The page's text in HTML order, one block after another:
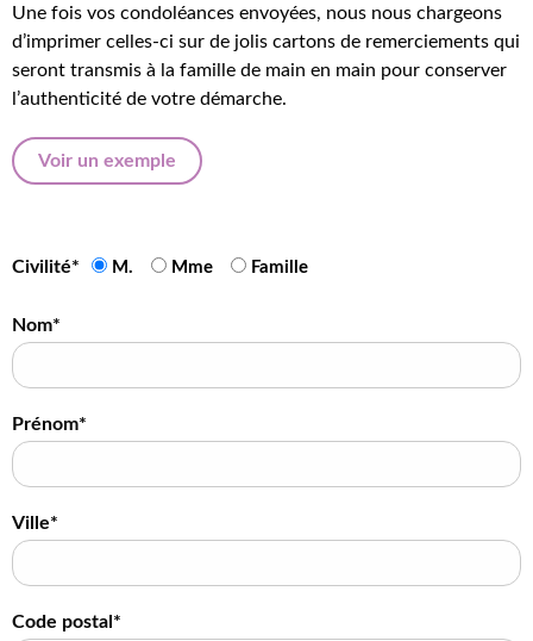
Une fois vos condoléances envoyées, nous nous chargeons
d’imprimer celles-ci sur de jolis cartons de remerciements qui
seront transmis à la famille de main en main pour conserver
l’authenticité de votre démarche.
Voir un exemple
Civilité* M. Mme Famille
Nom*
Prénom*
Ville*
Code postal*